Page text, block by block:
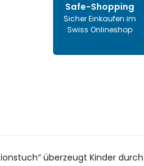
Safe-Shopping
Sicher Einkaufen im
Swiss Onlineshop
überzeugt Kinder